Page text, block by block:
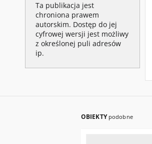
Ta publikacja jest
chroniona prawem
autorskim. Dostęp do jej
cyfrowej wersji jest możliwy
z określonej puli adresów
ip.
OBIEKTY podobne